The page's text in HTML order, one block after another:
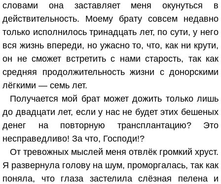
словами она заставляет меня окунуться в
действительность. Моему брату совсем недавно
только исполнилось тринадцать лет, по сути, у него
вся жизнь впереди, но ужасно то, что, как ни крути,
он не сможет встретить с нами старость, так как
средняя продолжительность жизни с донорскими
лёгкими — семь лет.
Получается мой брат может дожить только лишь
до двадцати лет, если у нас не будет этих бешеных
денег на повторную трансплантацию? Это
несправедливо! За что, Господи!?
От тревожных мыслей меня отвлёк громкий хруст.
Я развернула голову на шум, проморгалась, так как
поняла, что глаза застелила слёзная пелена и